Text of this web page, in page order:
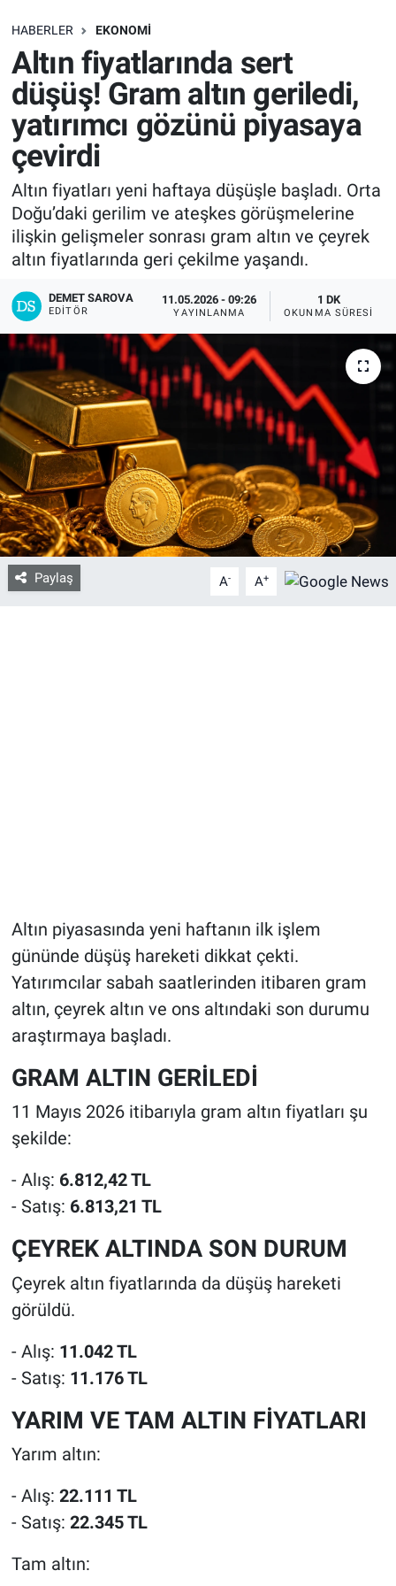
HABERLER EKONOMI
Altın fiyatlarında sert
düşüş! Gram altın geriledi,
yatırımcı gözünü piyasaya
çevirdi
Altın fiyatları yeni haftaya düşüşle başladı. Orta
Doğu’daki gerilim ve ateşkes görüşmelerine
ilişkin gelişmeler sonrası gram altın ve çeyrek
altın fiyatlarında geri çekilme yaşandı.
DEMET SAROVA
EDITÖR
11.05.2026 - 09:26
YAYINLANMA
1 DK
OKUNMA SÜRESI
Paylaş A- A+
Altın piyasasında yeni haftanın ilk işlem
gününde düşüş hareketi dikkat çekti.
Yatırımcılar sabah saatlerinden itibaren gram
altın, çeyrek altın ve ons altındaki son durumu
araştırmaya başladı.
GRAM ALTIN GERİLEDİ
11 Mayıs 2026 itibarıyla gram altın fiyatları şu
şekilde:
- Alış: 6.812,42 TL
- Satış: 6.813,21 TL
ÇEYREK ALTINDA SON DURUM
Çeyrek altın fiyatlarında da düşüş hareketi
görüldü.
- Alış: 11.042 TL
- Satış: 11.176 TL
YARIM VE TAM ALTIN FİYATLARI
Yarım altın:
- Alış: 22.111 TL
- Satış: 22.345 TL
Tam altın:
SAĞLIK
EKONOMİ
EĞİTİM
ÖZEL HABER
Keşfet
ASTROLOJİ
MANŞET
RESMİ İLANLAR
İLAN
Bize ulaşın
İletişim/Künye
Yaşam
Gözden Kaçmasın